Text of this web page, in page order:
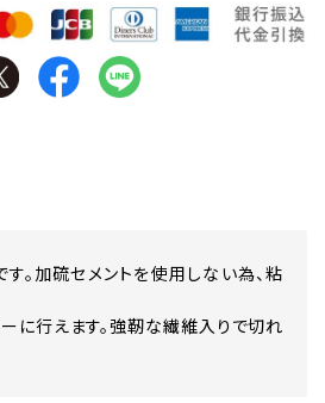
。加硫セメントを使用しない為、粘
に行えます。強靭な繊維入りで切れ